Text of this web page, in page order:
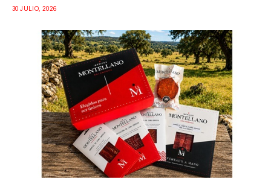
30 JULIO, 2026